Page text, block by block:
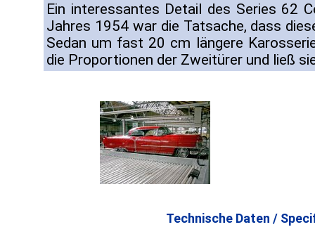
Ein interessantes Detail des Series 62
Jahres 1954 war die Tatsache, dass
Sedan um fast 20 cm längere
die Proportionen der Zweitürer und ließ
Technische Daten /